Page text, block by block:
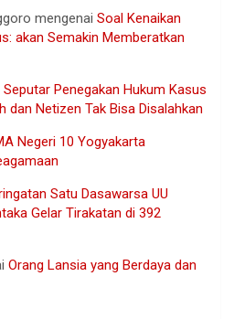
mengenai Soal Kenaikan
akan Semakin Memberatkan
Seputar Penegakan Hukum Kasus
dan Netizen Tak Bisa Disalahkan
Negeri 10 Yogyakarta
Satu Dasawarsa UU
Gelar Tirakatan di 392
Orang Lansia yang Berdaya dan